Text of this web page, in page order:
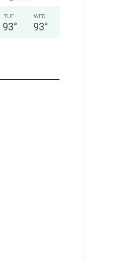
TUE
93°
WED
93°